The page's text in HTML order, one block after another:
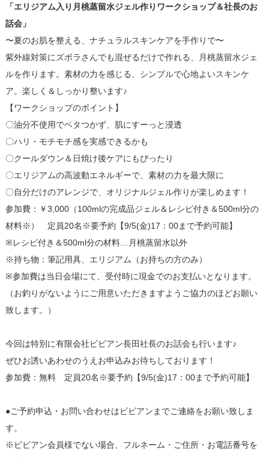
「エリジアム入り月桃蒸留水ジェル作りワークショップ＆社長のお
話会」
〜夏のお肌を整える、ナチュラルスキンケアを手作りで〜
紫外線対策にズボラさんでも混ぜるだけで作れる、月桃蒸留水ジェ
ルを作ります。素材の力を感じる、シンプルで心地よいスキンケ
ア。楽しく＆しっかり整います♪
【ワークショップのポイント】
〇油分不使用でベタつかず、肌にすーっと浸透
〇ハリ・モチモチ感を実感できるかも
〇クールダウン＆日焼け後ケアにもぴったり
〇エリジアムの高波動エネルギーで、素材の力を最大限に
〇自分だけのアレンジで、オリジナルジェル作りが楽しめます！
参加費：￥3,000（100mlの完成品ジェル＆レシピ付き＆500ml分の
材料※） 定員20名※要予約【9/5(金)17：00まで予約可能】
※レシピ付き＆500ml分の材料…月桃蒸留水以外
※持ち物：筆記用具、エリジアム（お持ちの方のみ）
※参加費は当日会場にて、受付時に現金でのお支払いとなります。
（お釣りがないようにご用意いただきますようご協力のほどお願い
致します。）
今回は特別に有限会社ビビアン長田社長のお話会も行います♪
ぜひお誘いあわせのうえお申込みお待ちしております！
参加費：無料 定員20名※要予約【9/5(金)17：00まで予約可能】
●ご予約申込・お問い合わせはビビアンまでご連絡をお願い致しま
す。
※ビビアン会員様でない場合、フルネーム・ご住所・お電話番号を